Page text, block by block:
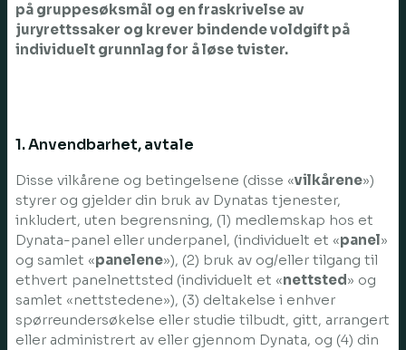
på gruppesøksmål og en fraskrivelse av
juryrettssaker og krever bindende voldgift på
individuelt grunnlag for å løse tvister.
1. Anvendbarhet, avtale
Disse vilkårene og betingelsene (disse «vilkårene»)
styrer og gjelder din bruk av Dynatas tjenester,
inkludert, uten begrensning, (1) medlemskap hos et
Dynata-panel eller underpanel, (individuelt et «panel»
og samlet «panelene»), (2) bruk av og/eller tilgang til
ethvert panelnettsted (individuelt et «nettsted» og
samlet «nettstedene»), (3) deltakelse i enhver
spørreundersøkelse eller studie tilbudt, gitt, arrangert
eller administrert av eller gjennom Dynata, og (4) din